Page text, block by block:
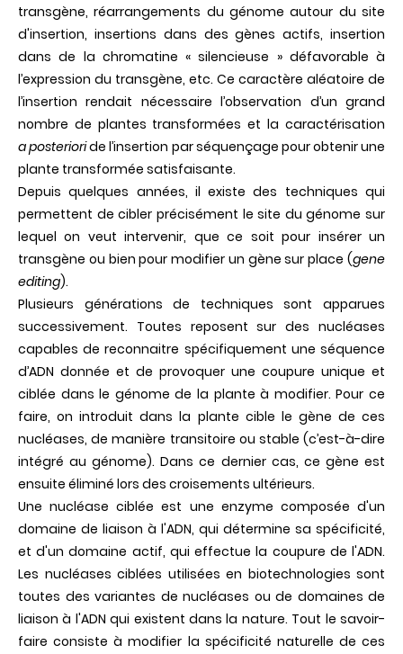
génome
transgène, réarrangements du génome autour du site
d'insertion, insertions dans des gènes actifs, insertion
dans de la chromatine « silencieuse » défavorable à
l’expression du transgène, etc. Ce caractère aléatoire de
l’insertion rendait nécessaire l’observation d’un grand
nombre de plantes transformées et la caractérisation
a posterioride l’insertion par séquençage pour obtenir une
plante transformée satisfaisante.
Depuis quelques années, il existe des techniques qui
permettent de cibler précisément le site du génome sur
lequel on veut intervenir, que ce soit pour insérer un
transgène ou bien pour modifier un gène sur place (gene
editing).
Plusieurs générations de techniques sont apparues
successivement. Toutes reposent sur des nucléases
capables de reconnaitre spécifiquement une séquence
d’ADN donnée et de provoquer une coupure unique et
ciblée dans le génome de la plante à modifier. Pour ce
faire, on introduit dans la plante cible le gène de ces
nucléases, de manière transitoire ou stable (c’est-à-dire
intégré au génome). Dans ce dernier cas, ce gène est
ensuite éliminé lors des croisements ultérieurs.
Une nucléase ciblée est une enzyme composée d'un
domaine de liaison à l'ADN, qui détermine sa spécificité,
et d'un domaine actif, qui effectue la coupure de l'ADN.
Les nucléases ciblées utilisées en biotechnologies sont
toutes des variantes de nucléases ou de domaines de
liaison à l'ADN qui existent dans la nature. Tout le savoir-
faire consiste à modifier la spécificité naturelle de ces